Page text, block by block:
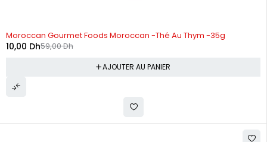
-83%
Moroccan Gourmet Foods Moroccan -Thé Au Thym -35g
59,00Dh
10,00 Dh
AJOUTER AU PANIER